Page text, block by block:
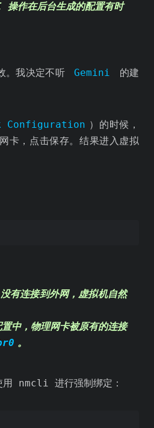
作在后台生成的配置有时
。我决定不听 Gemini
的建
Configuration ）的时候，
卡，点击保存。结果进入虚拟
有连接到外网，虚拟机自然
中， 物理网卡被原有的连接
。
nmcli 进行强制绑定：